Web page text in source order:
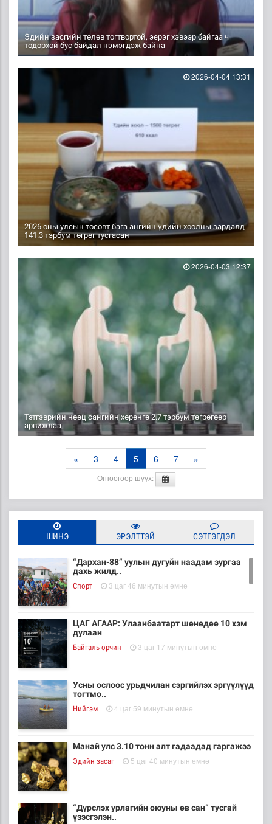
Эдийн засгийн төлөв тогтвортой, эерэг хэвээр байгаа ч
тодорхой бус байдал нэмэгдэж байна
2026 оны улсын төсөвт бага ангийн үдийн хоолны зардалд
141.3 тэрбум төгрөг тусгасан
2026-04-04 13:31
Тэтгэврийн нөөц сангийн хөрөнгө 2.7 тэрбум төгрөгөөр
арвижлаа
2026-04-03 12:37
« 3 4 5 6 7 »
Огноогоор шүүх:
ШИНЭ ЭРЭЛТТЭЙ СЭТГЭГДЭЛ
“Дархан-88” уулын дугуйн наадам зургаа
дахь жилд..
Cпорт 3 цаг 46 минутын өмнө
ЦАГ АГААР: Улаанбаатарт шөнөдөө 10 хэм
дулаан
Байгаль орчин 3 цаг 17 минутын өмнө
Усны ослоос урьдчилан сэргийлэх эргүүлүүд
тогтмо..
Нийгэм 4 цаг 59 минутын өмнө
Манай улс 3.10 тонн алт гадаадад гаргажээ
Эдийн засаг 5 цаг 40 минутын өмнө
“Дүрслэх урлагийн оюуны өв сан” тусгай
үзэсгэлэн..